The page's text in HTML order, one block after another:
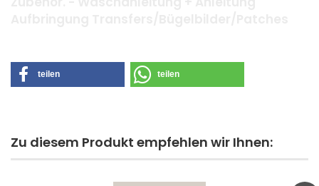
teilen teilen
Zu diesem Produkt empfehlen wir Ihnen: